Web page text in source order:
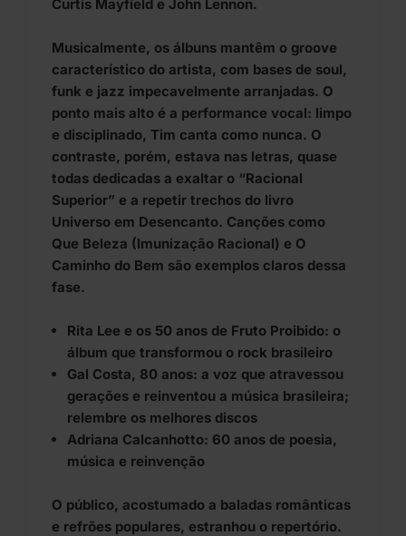
Curtis Mayfield e John Lennon.
Musicalmente, os álbuns mantêm o groove
característico do artista, com bases de soul,
funk e jazz impecavelmente arranjadas. O
ponto mais alto é a performance vocal: limpo
e disciplinado, Tim canta como nunca. O
contraste, porém, estava nas letras, quase
todas dedicadas a exaltar o “Racional
Superior” e a repetir trechos do livro
Universo em Desencanto. Canções como
Que Beleza (Imunização Racional) e O
Caminho do Bem são exemplos claros dessa
fase.
Rita Lee e os 50 anos de Fruto Proibido: o
álbum que transformou o rock brasileiro
Gal Costa, 80 anos: a voz que atravessou
gerações e reinventou a música brasileira;
relembre os melhores discos
Adriana Calcanhotto: 60 anos de poesia,
música e reinvenção
O público, acostumado a baladas românticas
e refrões populares, estranhou o repertório.